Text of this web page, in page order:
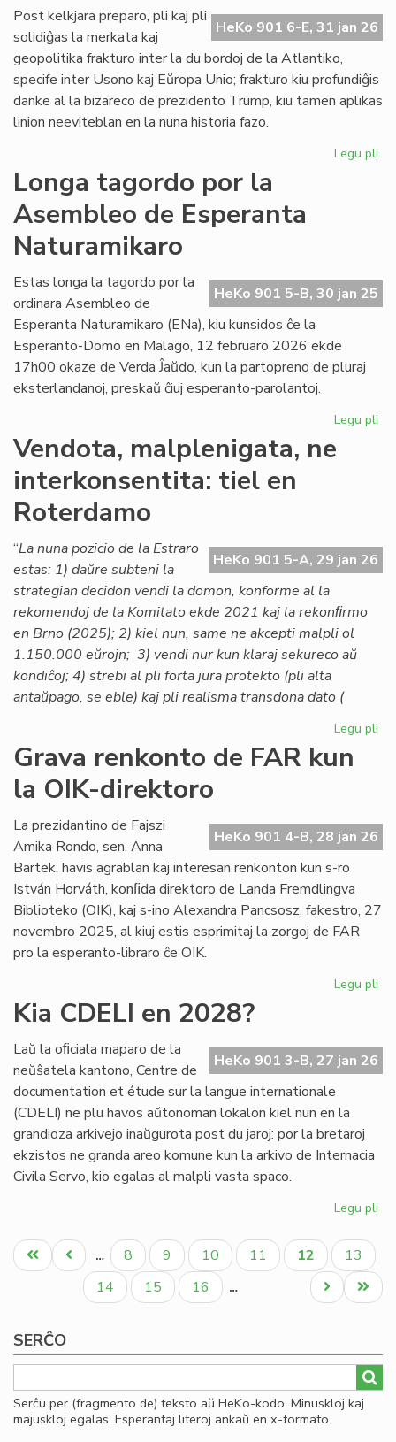
ĉe
HeKo 901 6-E, 31 jan 26
Post kelkjara preparo, pli kaj pli
solidiĝas la merkata kaj
geopolitika frakturo inter la du bordoj de la Atlantiko,
specife inter Usono kaj Eŭropa Unio; frakturo kiu profundiĝis
danke al la bizareco de prezidento Trump, kiu tamen aplikas
linion neeviteblan en la nuna historia fazo.
Legu pli
ĉe
Longa tagordo por la
Asembleo de Esperanta
Naturamikaro
HeKo 901 5-B, 30 jan 25
Estas longa la tagordo por la
ordinara Asembleo de
Esperanta Naturamikaro (ENa), kiu kunsidos ĉe la
Esperanto-Domo en Malago, 12 februaro 2026 ekde
17h00 okaze de Verda Ĵaŭdo, kun la partopreno de pluraj
eksterlandanoj, preskaŭ ĉiuj esperanto-parolantoj.
Legu pli
Vendota, malplenigata, ne
interkonsentita: tiel en
Roterdamo
HeKo 901 5-A, 29 jan 26
“La nuna pozicio de la Estraro
estas: 1) daŭre subteni la
strategian decidon vendi la domon, konforme al la
rekomendoj de la Komitato ekde 2021 kaj la rekonﬁrmo
en Brno (2025); 2) kiel nun, same ne akcepti malpli ol
1.150.000 eŭrojn; 3) vendi nur kun klaraj sekureco aŭ
kondiĉoj; 4) strebi al pli forta jura protekto (pli alta
antaŭpago, se eble) kaj pli realisma transdona dato (
Legu pli
tiel
Grava renkonto de FAR kun
la OIK-direktoro
HeKo 901 4-B, 28 jan 26
La prezidantino de Fajszi
Amika Rondo, sen. Anna
Bartek, havis agrablan kaj interesan renkonton kun s-ro
István Horváth, konﬁda direktoro de Landa Fremdlingva
Biblioteko (OIK), kaj s-ino Alexandra Pancsosz, fakestro, 27
novembro 2025, al kiuj estis esprimitaj la zorgoj de FAR
pro la esperanto-libraro ĉe OIK.
Legu pli
Kia CDELI en 2028?
HeKo 901 3-B, 27 jan 26
Laŭ la oﬁciala maparo de la
neŭŝatela kantono, Centre de
documentation et étude sur la langue internationale
(CDELI) ne plu havos aŭtonoman lokalon kiel nun en la
grandioza arkivejo inaŭgurota post du jaroj: por la bretaroj
ekzistos ne granda areo komune kun la arkivo de Internacia
Civila Servo, kio egalas al malpli vasta spaco.
Legu pli
Pagination
Unua
paĝo
Antaŭa
paĝo
… Paĝo
8 Paĝo
9 Paĝo
10 Paĝo
11
Aktuala
paĝo
12 Paĝo
13
Paĝo
14 Paĝo
15 Paĝo
16 …
Last
page
Next
page
SERĈO
Serĉu per (fragmento de) teksto aŭ HeKo-kodo. Minuskloj kaj
majuskloj egalas. Esperantaj literoj ankaŭ en x-formato.